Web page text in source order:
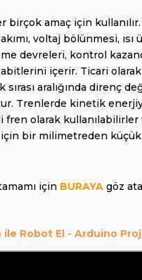
birçok amaç için kullanılır.
voltaj bölünmesi, ısı
devreleri, kontrol
içerir. Ticari
sırası aralığında direnç
Trenlerde kinetik
fren olarak
bir milimetreden
için BURAYA göz
ile Robot El - Arduino